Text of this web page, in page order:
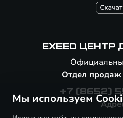
EXEED
Отдел продаж
+7 (8652)
Мы используем